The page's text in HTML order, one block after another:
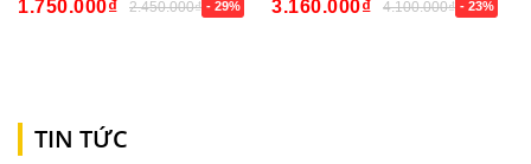
1.750.000₫ 2.450.000₫ - 29% 3.160.000₫ 4.100.000₫ - 23%
TIN TỨC